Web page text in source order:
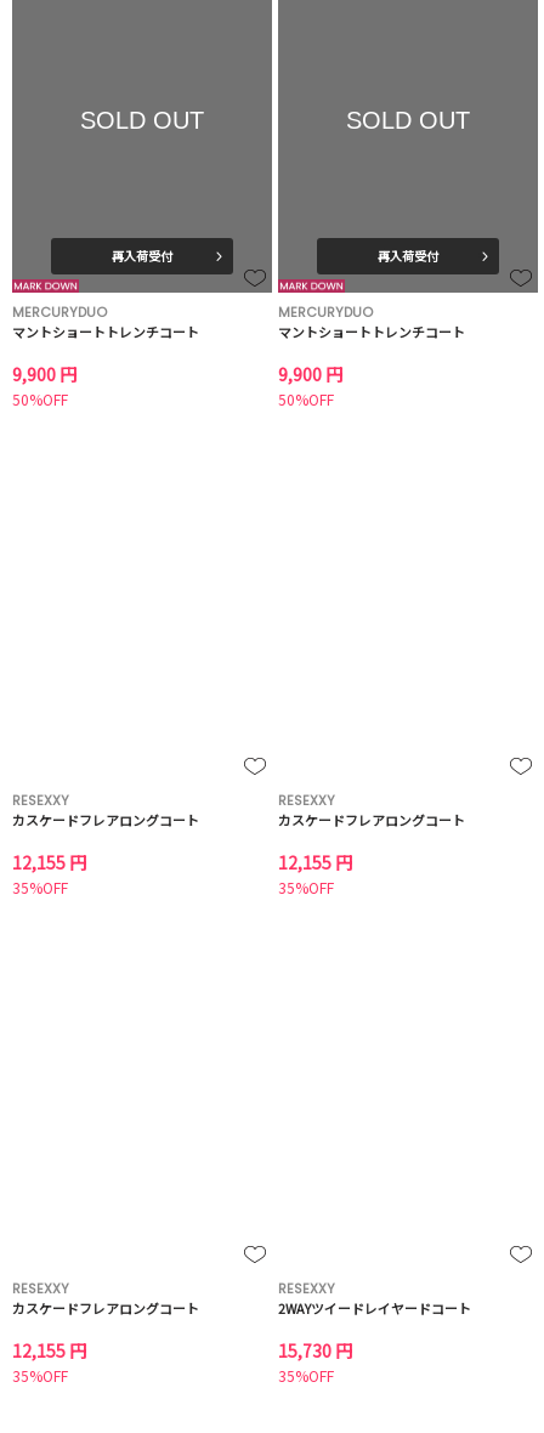
SOLD OUT
再入荷受付
MERCURYDUO
マントショートトレンチコート
9,900 円
50%OFF
SOLD OUT
再入荷受付
MERCURYDUO
マントショートトレンチコート
9,900 円
50%OFF
RESEXXY
カスケードフレアロングコート
12,155 円
35%OFF
RESEXXY
カスケードフレアロングコート
12,155 円
35%OFF
RESEXXY
カスケードフレアロングコート
12,155 円
35%OFF
RESEXXY
2WAYツイードレイヤードコート
15,730 円
35%OFF